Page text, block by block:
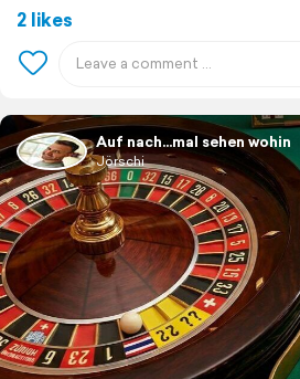
2 likes
Auf nach...mal sehen wohin
Jörschi